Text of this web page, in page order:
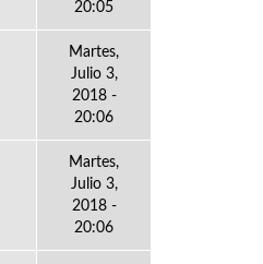
20:05
Martes,
Julio 3,
2018 -
20:06
Martes,
Julio 3,
2018 -
20:06